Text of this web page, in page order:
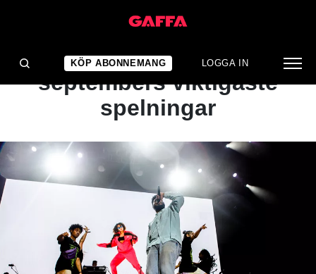
KÖP ABONNEMANG LOGGA IN
ARTIKEL
GUIDE: Här är
septembers viktigaste
spelningar